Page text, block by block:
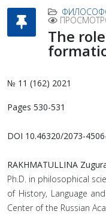
The
№ 11 (162) 2021
Pages 530-531
DOI 10.46320/2073-
RAKHMATULLINA
Ph.D. in philosophical
of History, Language
Center of the Russian